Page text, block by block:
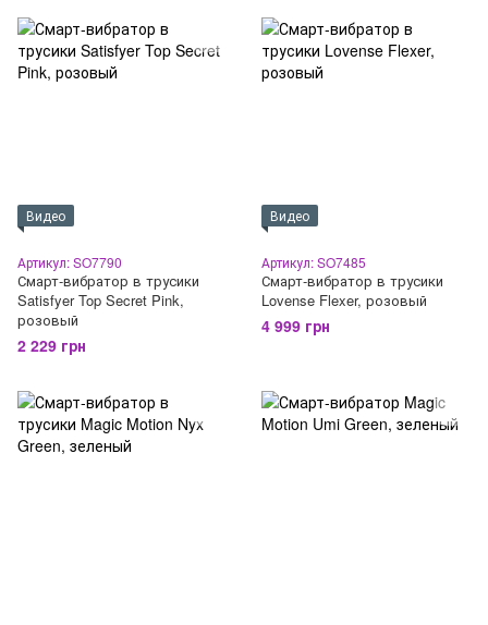
Видео
Артикул: SO7790
Смарт-вибратор в трусики
Satisfyer Top Secret Pink,
розовый
2 229 грн
Видео
Артикул: SO7485
Смарт-вибратор в трусики
Lovense Flexer, розовый
4 999 грн